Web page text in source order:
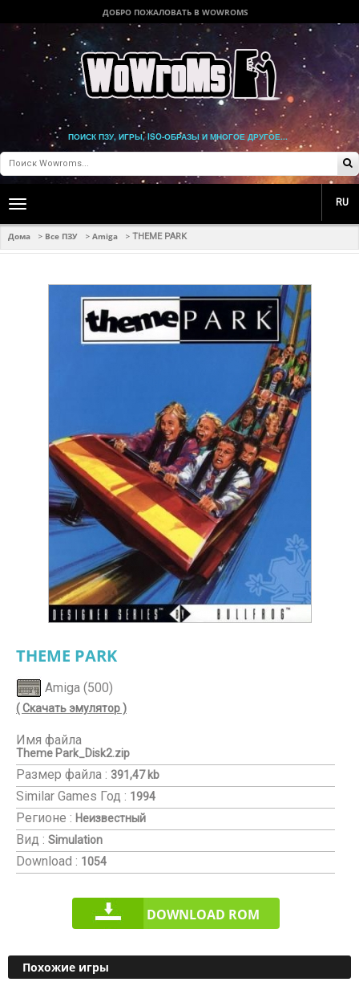
ДОБРО ПОЖАЛОВАТЬ В WOWROMS
ПОИСК ПЗУ, ИГРЫ, ISO-ОБРАЗЫ И МНОГОЕ ДРУГОЕ...
Toggle
navigation
RU
Дома > Все ПЗУ > Amiga > THEME PARK
THEME PARK
Amiga (500)
( Скачать эмулятор )
Имя файла
Theme Park_Disk2.zip
Размер файла : 391,47 kb
Similar Games Год : 1994
Регионе : Неизвестный
Вид : Simulation
Download : 1054
DOWNLOAD ROM
Похожие игры